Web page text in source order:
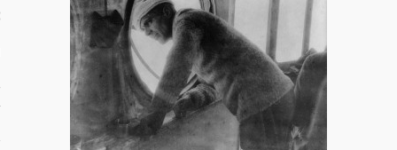
SUR L’ÉQUIPAGE DE BEG-HIR